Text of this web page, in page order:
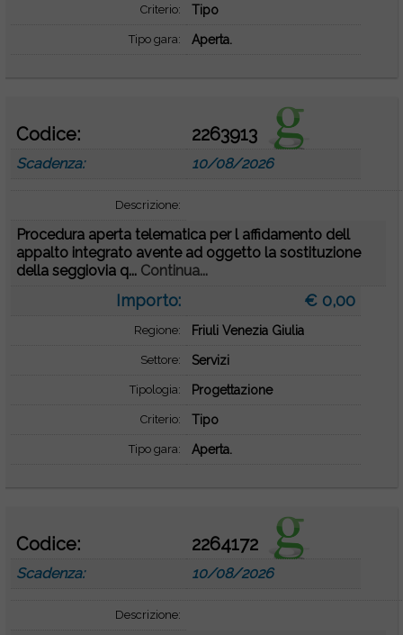
Criterio: Tipo
Tipo gara: Aperta.
Codice: 2263913
Scadenza: 10/08/2026
Descrizione:
Procedura aperta telematica per l affidamento dell
appalto integrato avente ad oggetto la sostituzione
della seggiovia q... Continua...
Importo: € 0,00
Regione: Friuli Venezia Giulia
Settore: Servizi
Tipologia: Progettazione
Criterio: Tipo
Tipo gara: Aperta.
Codice: 2264172
Scadenza: 10/08/2026
Descrizione: